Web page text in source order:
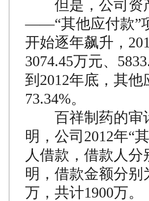
但是，公司资
——“其他应付款”
开始逐年飙升，
3074.45万元、
到2012年底，其
73.34%。
百祥制药的审
明，公司2012年“
人借款，借款人
明，借款金额分别
万，共计1900万。